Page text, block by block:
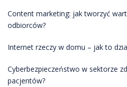
Content marketing: jak tworzyć
odbiorców?
Internet rzeczy w domu – jak to
Cyberbezpieczeństwo w sektorze
pacjentów?